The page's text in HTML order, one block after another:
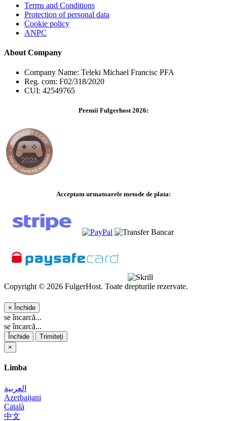
Terms and Conditions
Protection of personal data
Cookie policy
ANPC
About Company
Company Name: Teleki Michael Francisc PFA
Reg. com: F02/318/2020
CUI: 42549765
Premii Fulgerhost 2026:
Acceptam urmatoarele metode de plata:
Copyright © 2026 FulgerHost. Toate drepturile rezervate.
× Închide
se încarcă...
se încarcă...
Închide
Trimiteți
×
Limba
العربية
Azerbaijani
Català
中文